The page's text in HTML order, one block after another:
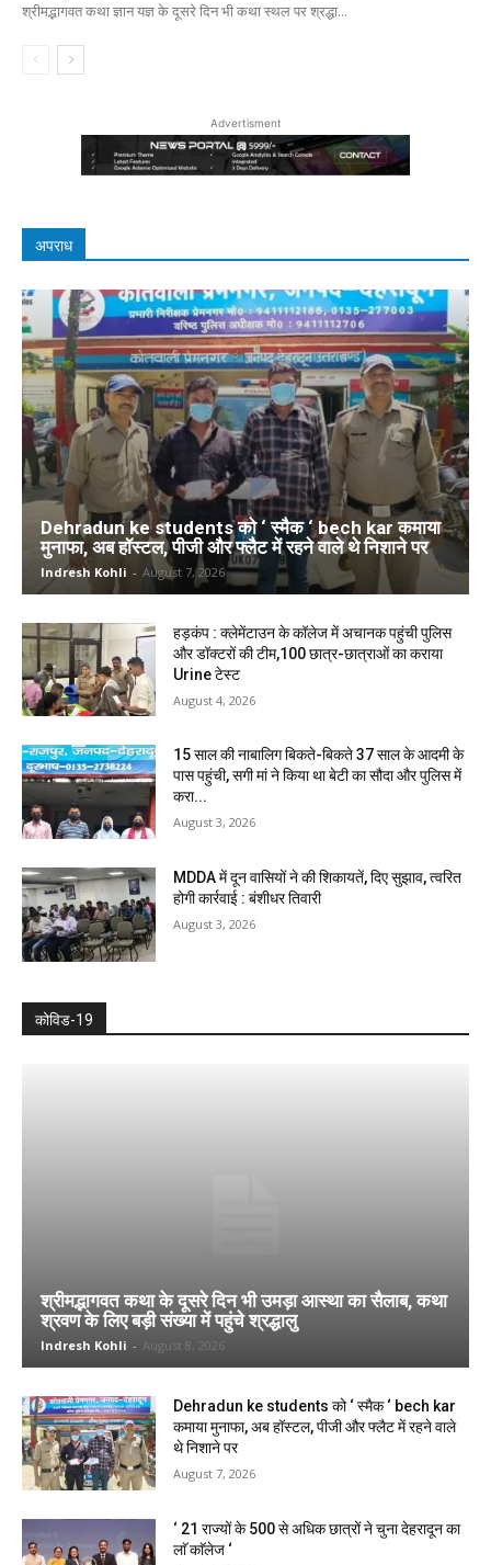
श्रीमद्भागवत कथा ज्ञान यज्ञ के दूसरे दिन भी कथा स्थल पर श्रद्धा...
Advertisment
अपराध
Dehradun ke students को ‘ स्मैक ‘ bech kar कमाया
मुनाफा, अब हॉस्टल, पीजी और फ्लैट में रहने वाले थे निशाने पर
Indresh Kohli - August 7, 2026
हड़कंप : क्लेमेंटाउन के कॉलेज में अचानक पहुंची पुलिस
और डॉक्टरों की टीम,100 छात्र-छात्राओं का कराया
Urine टेस्ट
August 4, 2026
15 साल की नाबालिग बिकते-बिकते 37 साल के आदमी के
पास पहुंची, सगी मां ने किया था बेटी का सौदा और पुलिस में
करा...
August 3, 2026
MDDA में दून वासियों ने की शिकायतें, दिए सुझाव, त्वरित
होगी कार्रवाई : बंशीधर तिवारी
August 3, 2026
कोविड-19
श्रीमद्भागवत कथा के दूसरे दिन भी उमड़ा आस्था का सैलाब, कथा
श्रवण के लिए बड़ी संख्या में पहुंचे श्रद्धालु
Indresh Kohli - August 8, 2026
Dehradun ke students को ‘ स्मैक ‘ bech kar
कमाया मुनाफा, अब हॉस्टल, पीजी और फ्लैट में रहने वाले
थे निशाने पर
August 7, 2026
‘ 21 राज्यों के 500 से अधिक छात्रों ने चुना देहरादून का
लाॅ काॅलेज ‘